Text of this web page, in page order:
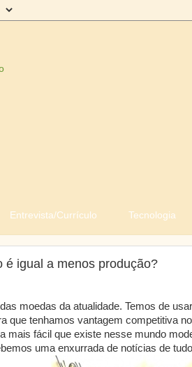
Entrevista/Currículo Tecnologia
é igual a menos produção?
moedas da atualidade. Temos de
que tenhamos vantagem competitiva
mais fácil que existe nesse mundo
uma enxurrada de notícias de